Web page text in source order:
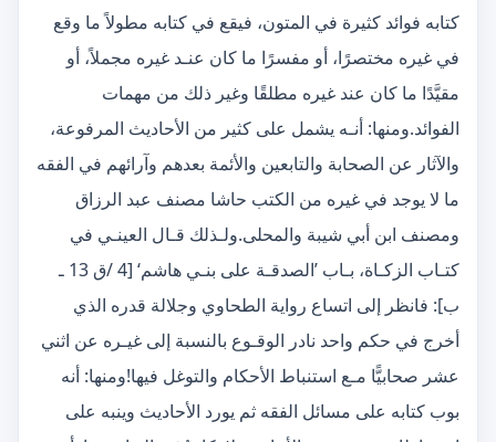
كتابه فوائد كثيرة في المتون، فيقع في كتابه مطولاً ما وقع
في غيره مختصرًا، أو مفسرًا ما كان عنـد غيره مجملاً، أو
مقيَّدًا ما كان عند غيره مطلقًا وغير ذلك من مهمات
الفوائد.ومنها: أنـه يشمل على كثير من الأحاديث المرفوعة،
والآثار عن الصحابة والتابعين والأئمة بعدهم وآرائهم في الفقه
ما لا يوجد في غيره من الكتب حاشا مصنف عبد الرزاق
ومصنف ابن أبي شيبة والمحلى.ولـذلك قـال العينـي في
كتـاب الزكـاة، بـاب ’الصدقـة على بنـي هاشم‘ [4 /ق 13 ـ
ب]: فانظر إلى اتساع رواية الطحاوي وجلالة قدره الذي
أخرج في حكم واحد نادر الوقـوع بالنسبة إلى غيـره عن اثني
عشر صحابيًّا مـع استنباط الأحكام والتوغل فيها!ومنها: أنه
بوب كتابه على مسائل الفقه ثم يورد الأحاديث وينبه على